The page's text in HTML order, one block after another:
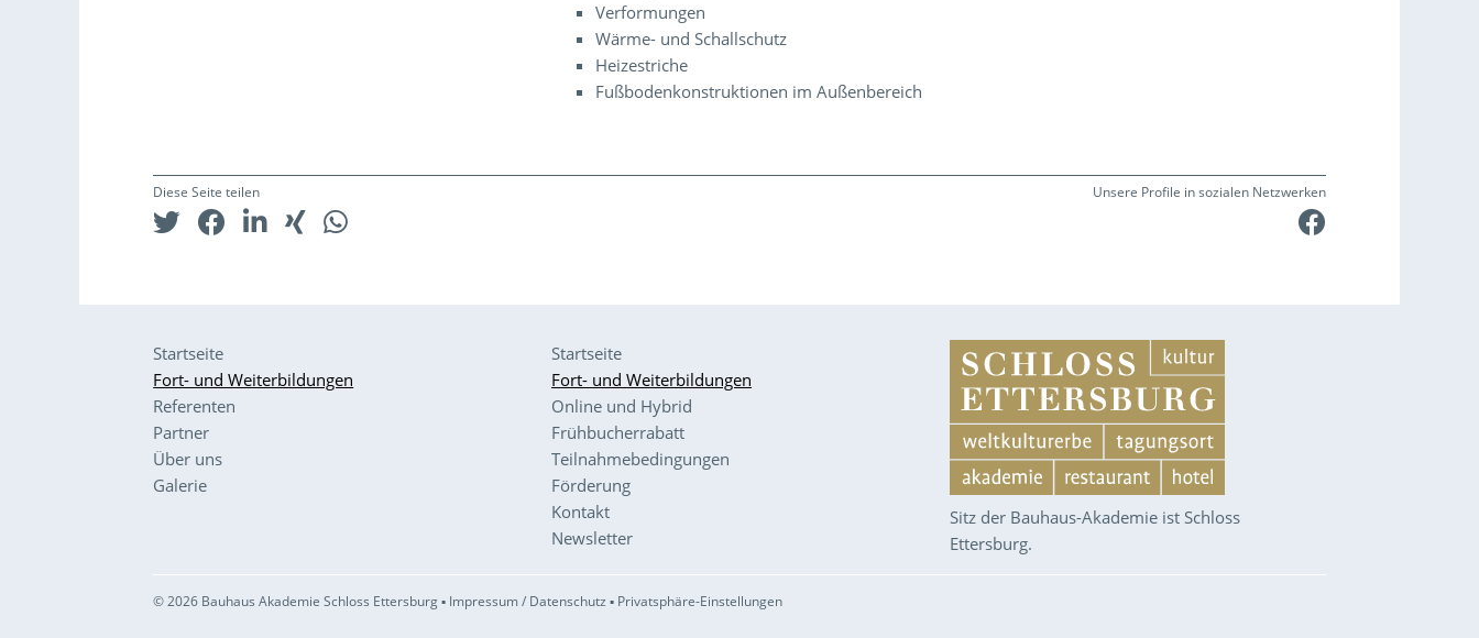
Verformungen
Wärme- und Schallschutz
Heizestriche
Fußbodenkonstruktionen im Außenbereich
Diese Seite teilen Unsere Profile in sozialen Netzwerken
Startseite
Fort- und Weiterbildungen
Referenten
Partner
Über uns
Galerie
Startseite
Fort- und Weiterbildungen
Online und Hybrid
Frühbucherrabatt
Teilnahmebedingungen
Förderung
Kontakt
Newsletter
Sitz der Bauhaus-Akademie ist Schloss
Ettersburg.
© 2026 Bauhaus Akademie Schloss Ettersburg ▪ Impressum / Datenschutz ▪ Privatsphäre-Einstellungen